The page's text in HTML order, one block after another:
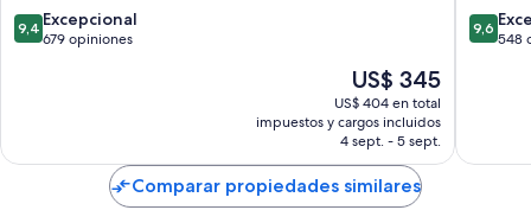
9.4
de
9,4 Excepcional
679 opiniones
El
precio
actual
es
de
US$ 345
US$ 345
US$ 404 en total
impuestos y cargos incluidos
4 sept. - 5 sept.
9.6
de
9,6
548
Comparar propiedades similares